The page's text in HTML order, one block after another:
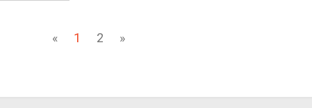
« 1 2 »